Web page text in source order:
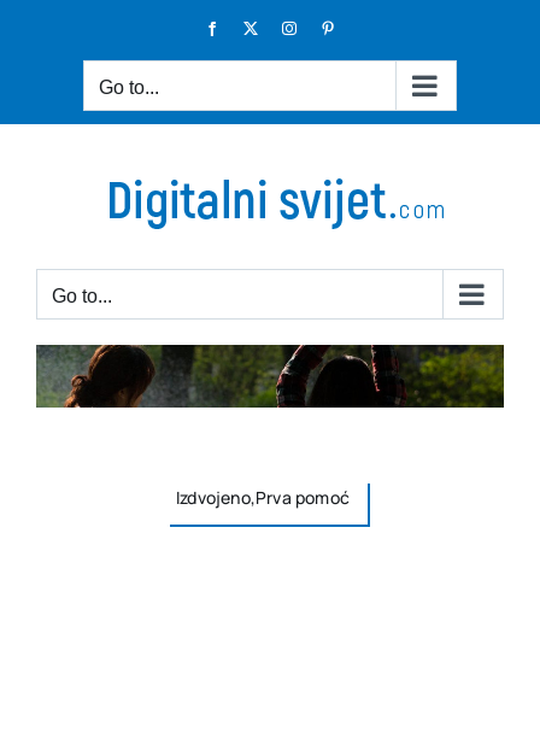
Facebook Instagram
Go to...
Go to...
Izdvojeno,Prva pomoć